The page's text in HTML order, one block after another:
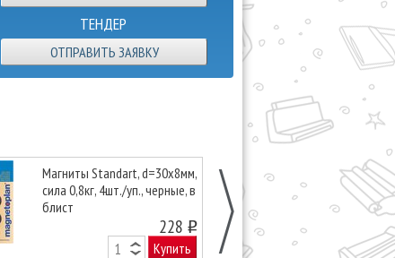
ТЕНДЕР
ОТПРАВИТЬ ЗАЯВКУ
Магниты Standart, d=30х8мм,
сила 0,8кг, 4шт./уп., черные, в
блист
228 o
Купить
Магниты
d=34х13мм,
уп. синие,